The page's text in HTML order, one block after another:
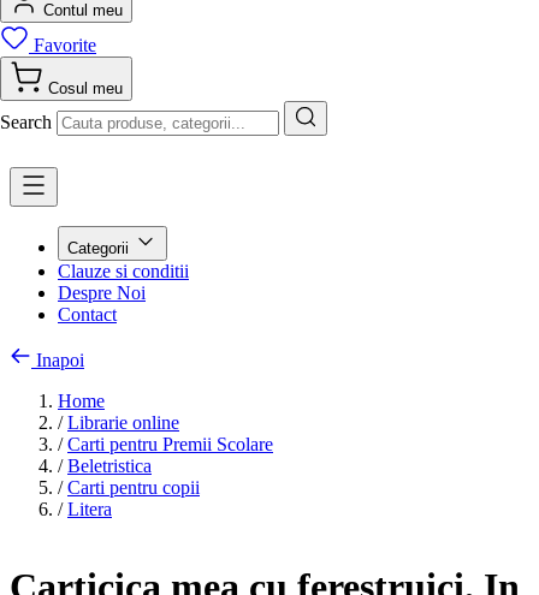
Contul meu
Favorite
Cosul meu
Search
Categorii
Clauze si conditii
Despre Noi
Contact
Inapoi
Home
/ Librarie online
/ Carti pentru Premii Scolare
/ Beletristica
/ Carti pentru copii
/ Litera